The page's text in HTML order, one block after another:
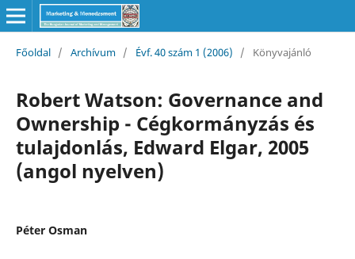
Főoldal / Archívum / Évf. 40 szám 1 (2006) / Könyvajánló
Robert Watson: Governance and
Ownership - Cégkormányzás és
tulajdonlás, Edward Elgar, 2005
(angol nyelven)
Péter Osman